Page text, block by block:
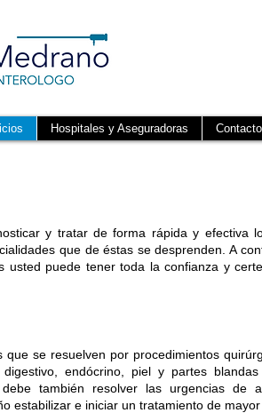
y
Hospitales y Aseguradoras Contacto
y tratar de forma rápida y efectiva
que de éstas se desprenden. A
puede tener toda la confianza y
se resuelven por procedimientos
endócrino, piel y partes
también resolver las urgencias de
estabilizar e iniciar un tratamiento de mayor